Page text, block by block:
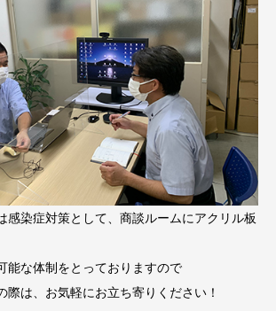
感染症対策として、商談ルームにアクリル板
能な体制をとっておりますので
際は、お気軽にお立ち寄りください！